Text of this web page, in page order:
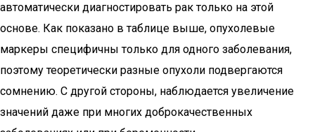
автоматически диагностировать рак только на этой
основе. Как показано в таблице выше, опухолевые
маркеры специфичны только для одного заболевания,
поэтому теоретически разные опухоли подвергаются
сомнению. С другой стороны, наблюдается увеличение
значений даже при многих доброкачественных